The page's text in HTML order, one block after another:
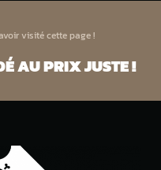
visité cette page !
AU PRIX JUSTE !